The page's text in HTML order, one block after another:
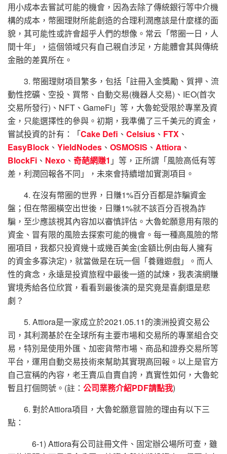
用小成本去嘗試可能的機會，因為去除了傳統銀行等中介機
構的成本，幣圈理財所能創造的合理利潤應該是什麼樣的面
貌，其可能性或許會超乎人們的想像。常云「幣圈一日，人
間十年」，這個領域只有自己親自涉足，方能體會其與傳統
金融的差異所在。
3. 幣圈理財項目繁多，包括「註冊入金獎勵、質押、流
動性挖礦、空投、買幣、自動交易(機器人交易)、IEO(首次
交易所發行)、NFT、GameFi」等，大魯蛇受限於專業及資
金，只能選擇性的參與。初期，我準備了三千美元的資金，
嘗試投資的計有：「Cake Defi 、 Celsius 、 FTX 、
EasyBlock 、 YieldNodes 、 OSMOSIS 、 Attiora 、
BlockFi 、 Nexo 、 奇葩網賺1 」等，正所謂「風險高低有等
差，利潤回報各不同」，未來會持續增加實測項目。
4. 在沒有幣圈的世界，日賺1%百分百都是詐騙資金
盤；但在幣圈橫空出世後，日賺1%就不該百分百視為詐
騙，至少應該視其內容加以審慎評估。大魯蛇願意用有限的
資金、冒有限的風險去探索可能的機會。每一種高風險的幣
圈項目，我都只投資幾十或幾百美金(金額比例由每人擁有
的資金多寡決定)，就當做是在玩一個「養雞遊戲」。而人
性的貪念，永遠是投資旅程中最後一道的試煉，我表演網賺
實境秀給各位欣賞，看看到最後演的是究竟是喜劇還是悲
劇？
5. Attiora是一家成立於2021.05.11的澳洲投資交易公
司，其利潤基於在全球所有主要市場和交易所的專業組合交
易，特別是使用外匯、加密貨幣市場、商品和證券交易所等
平台，運用自動交易技術來幫助其實現高回報。以上是官方
自己宣稱的內容，老王賣瓜自賣自誇，真實性如何，大魯蛇
暫且打個問號。(註： 公司業務介紹PDF請點我)
6. 對於Attiora項目，大魯蛇願意冒險的理由有以下三
點：
6-1) Attiora有公司註冊文件、固定辦公場所可查，雖